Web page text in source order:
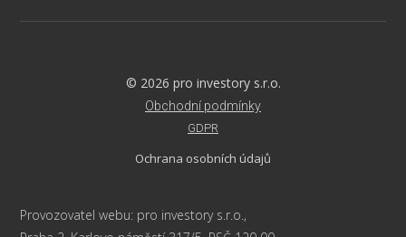
© 2026 pro investory s.r.o.
Obchodní podmínky
GDPR
Ochrana osobních údajů
Provozovatel webu: pro investory s.r.o.,